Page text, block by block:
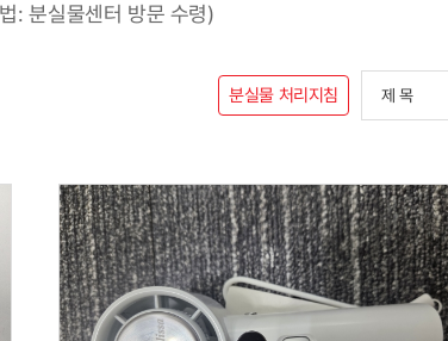
: 분실물센터 방문 수령)
분실물 처리지침